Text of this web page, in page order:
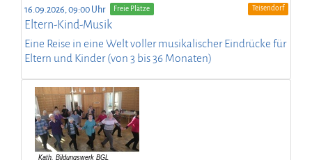
16.09.2026, 09:00 Uhr Freie Plätze Teisendorf
Eltern-Kind-Musik
Eine Reise in eine Welt voller musikalischer Eindrücke für
Eltern und Kinder (von 3 bis 36 Monaten)